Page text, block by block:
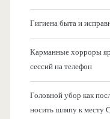
Гигиена быта и
Карманные хорроры
сессий на телефон
Головной убор как
носить шляпу к месту